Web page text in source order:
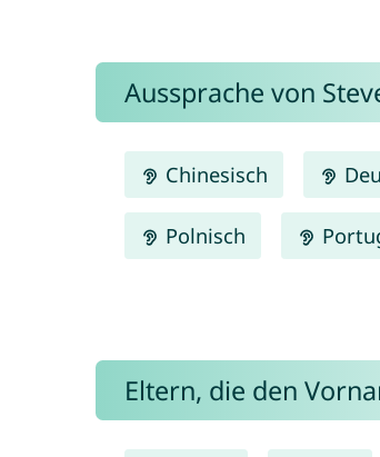
Aussprache von
Chinesisch
Polnisch
Eltern, die den